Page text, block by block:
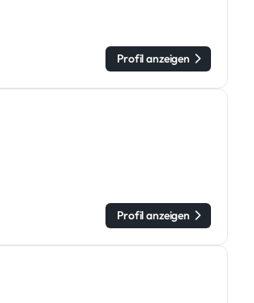
Profil anzeigen
Profil anzeigen